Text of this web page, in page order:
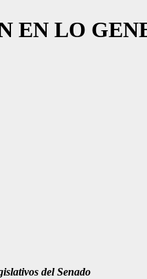
EN LO
del Senado